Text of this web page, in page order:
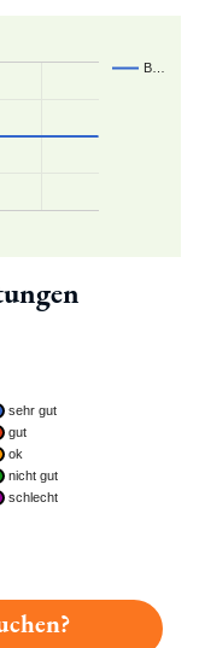
B…
sehr gut
gut
ok
nicht gut
schlecht